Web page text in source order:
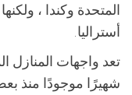
المتحدة وكندا ،
أستراليا.
تعد واجهات المنازل
شهيرًا موجودًا منذ